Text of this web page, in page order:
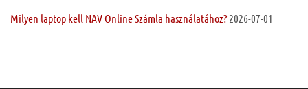
Milyen laptop kell NAV Online Számla használatához? 2026-07-01